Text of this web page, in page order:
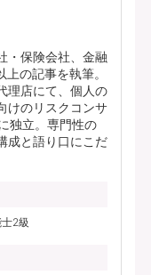
・保険会社、金融
の記事を執筆。
理店にて、個人の
けのリスクコンサ
独立。専門性の
成と語り口にこだ
2級